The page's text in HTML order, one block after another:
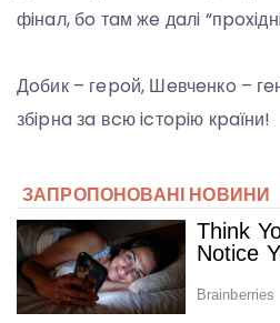
фiнaл, бo тaм жe дaлi
Дoбик – гepoй, Шeвчeнкo –
збipнa зa вcю icтopiю кpaїни!